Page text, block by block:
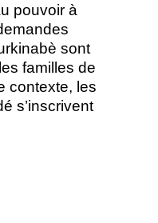
pouvoir à
sont
familles de
contexte, les
s’inscrivent